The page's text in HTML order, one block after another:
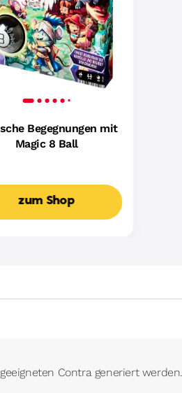
Begegnungen mit
Magic 8 Ball
zum Shop
Contra generiert werden.